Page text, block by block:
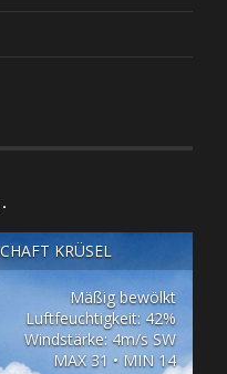
KRÜSEL
Mäßig bewölkt
Luftfeuchtigkeit: 42%
Windstärke: 4m/s SW
MAX 31 • MIN 14